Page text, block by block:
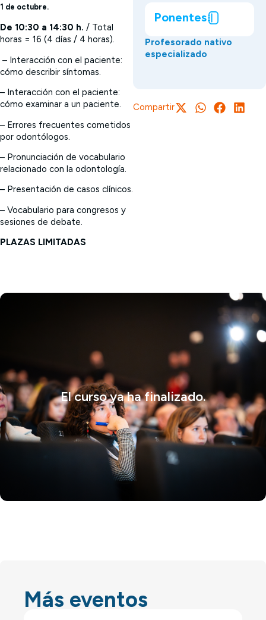
1 de octubre.
De 10:30 a 14:30 h. / Total
horas = 16 (4 días / 4 horas).
– Interacción con el paciente:
cómo describir síntomas.
– Interacción con el paciente:
cómo examinar a un paciente.
– Errores frecuentes cometidos
por odontólogos.
– Pronunciación de vocabulario
relacionado con la odontología.
– Presentación de casos clínicos.
– Vocabulario para congresos y
sesiones de debate.
PLAZAS LIMITADAS
Ponentes
Profesorado nativo
especializado
Compartir
El curso ya ha finalizado.
Más eventos